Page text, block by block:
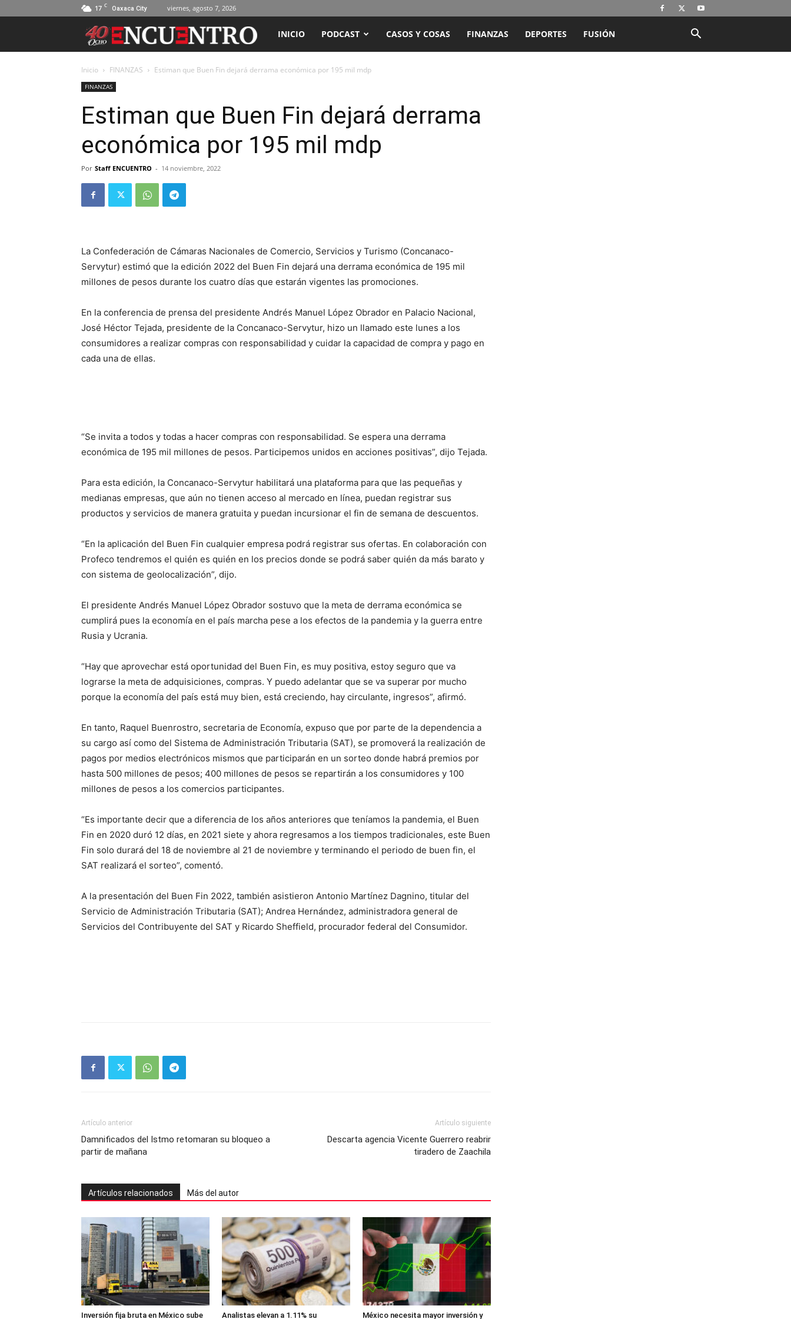
17 C Oaxaca City viernes, agosto 7, 2026
ENCUENTRO
RADIO
TELEVISIÓN
INICIO PODCAST CASOS Y COSAS FINANZAS DEPORTES FUSIÓN
Inicio FINANZAS Estiman que Buen Fin dejará derrama económica por 195 mil mdp
FINANZAS
Estiman que Buen Fin dejará derrama
económica por 195 mil mdp
Por Staff ENCUENTRO - 14 noviembre, 2022
La Confederación de Cámaras Nacionales de Comercio, Servicios y Turismo (Concanaco-
Servytur) estimó que la edición 2022 del Buen Fin dejará una derrama económica de 195 mil
millones de pesos durante los cuatro días que estarán vigentes las promociones.
En la conferencia de prensa del presidente Andrés Manuel López Obrador en Palacio Nacional,
José Héctor Tejada, presidente de la Concanaco-Servytur, hizo un llamado este lunes a los
consumidores a realizar compras con responsabilidad y cuidar la capacidad de compra y pago en
cada una de ellas.
“Se invita a todos y todas a hacer compras con responsabilidad. Se espera una derrama
económica de 195 mil millones de pesos. Participemos unidos en acciones positivas”, dijo Tejada.
Para esta edición, la Concanaco-Servytur habilitará una plataforma para que las pequeñas y
medianas empresas, que aún no tienen acceso al mercado en línea, puedan registrar sus
productos y servicios de manera gratuita y puedan incursionar el fin de semana de descuentos.
“En la aplicación del Buen Fin cualquier empresa podrá registrar sus ofertas. En colaboración con
Profeco tendremos el quién es quién en los precios donde se podrá saber quién da más barato y
con sistema de geolocalización”, dijo.
El presidente Andrés Manuel López Obrador sostuvo que la meta de derrama económica se
cumplirá pues la economía en el país marcha pese a los efectos de la pandemia y la guerra entre
Rusia y Ucrania.
“Hay que aprovechar está oportunidad del Buen Fin, es muy positiva, estoy seguro que va
lograrse la meta de adquisiciones, compras. Y puedo adelantar que se va superar por mucho
porque la economía del país está muy bien, está creciendo, hay circulante, ingresos”, afirmó.
En tanto, Raquel Buenrostro, secretaria de Economía, expuso que por parte de la dependencia a
su cargo así como del Sistema de Administración Tributaria (SAT), se promoverá la realización de
pagos por medios electrónicos mismos que participarán en un sorteo donde habrá premios por
hasta 500 millones de pesos; 400 millones de pesos se repartirán a los consumidores y 100
millones de pesos a los comercios participantes.
“Es importante decir que a diferencia de los años anteriores que teníamos la pandemia, el Buen
Fin en 2020 duró 12 días, en 2021 siete y ahora regresamos a los tiempos tradicionales, este Buen
Fin solo durará del 18 de noviembre al 21 de noviembre y terminando el periodo de buen fin, el
SAT realizará el sorteo”, comentó.
A la presentación del Buen Fin 2022, también asistieron Antonio Martínez Dagnino, titular del
Servicio de Administración Tributaria (SAT); Andrea Hernández, administradora general de
Servicios del Contribuyente del SAT y Ricardo Sheffield, procurador federal del Consumidor.
Artículo anterior
Damnificados del Istmo retomaran su bloqueo a
partir de mañana
Artículo siguiente
Descarta agencia Vicente Guerrero reabrir
tiradero de Zaachila
Artículos relacionados Más del autor
Inversión fija bruta en México sube Analistas elevan a 1.11% su México necesita mayor inversión y